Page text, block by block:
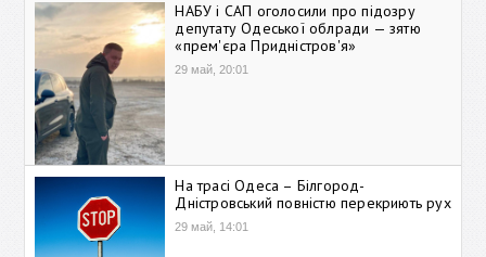
НАБУ і САП оголосили про підозру
депутату Одеської облради — зятю
«прем'єра Придністров'я»
29 май, 20:01
На трасі Одеса – Білгород-
Дністровський повністю перекриють рух
29 май, 14:01